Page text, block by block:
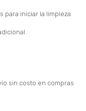
para iniciar la limpieza
sin costo en compras